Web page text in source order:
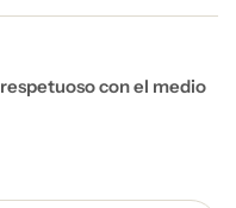
respetuoso con el medio